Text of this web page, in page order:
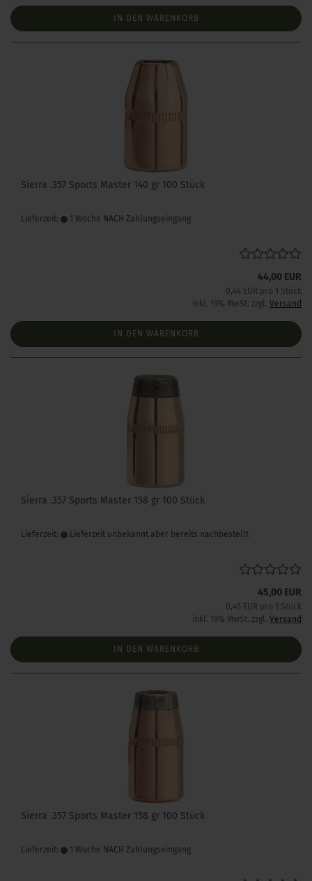
IN DEN WARENKORB
Sierra .357 Sports Master 140 gr 100 Stück
Lieferzeit: 1 Woche NACH Zahlungseingang
44,00 EUR
0,44 EUR pro 1 Stück
inkl. 19% MwSt. zzgl. Versand
IN DEN WARENKORB
Sierra .357 Sports Master 158 gr 100 Stück
Lieferzeit: Lieferzeit unbekannt aber bereits nachbestellt
45,00 EUR
0,45 EUR pro 1 Stück
inkl. 19% MwSt. zzgl. Versand
IN DEN WARENKORB
Sierra .357 Sports Master 158 gr 100 Stück
Lieferzeit: 1 Woche NACH Zahlungseingang